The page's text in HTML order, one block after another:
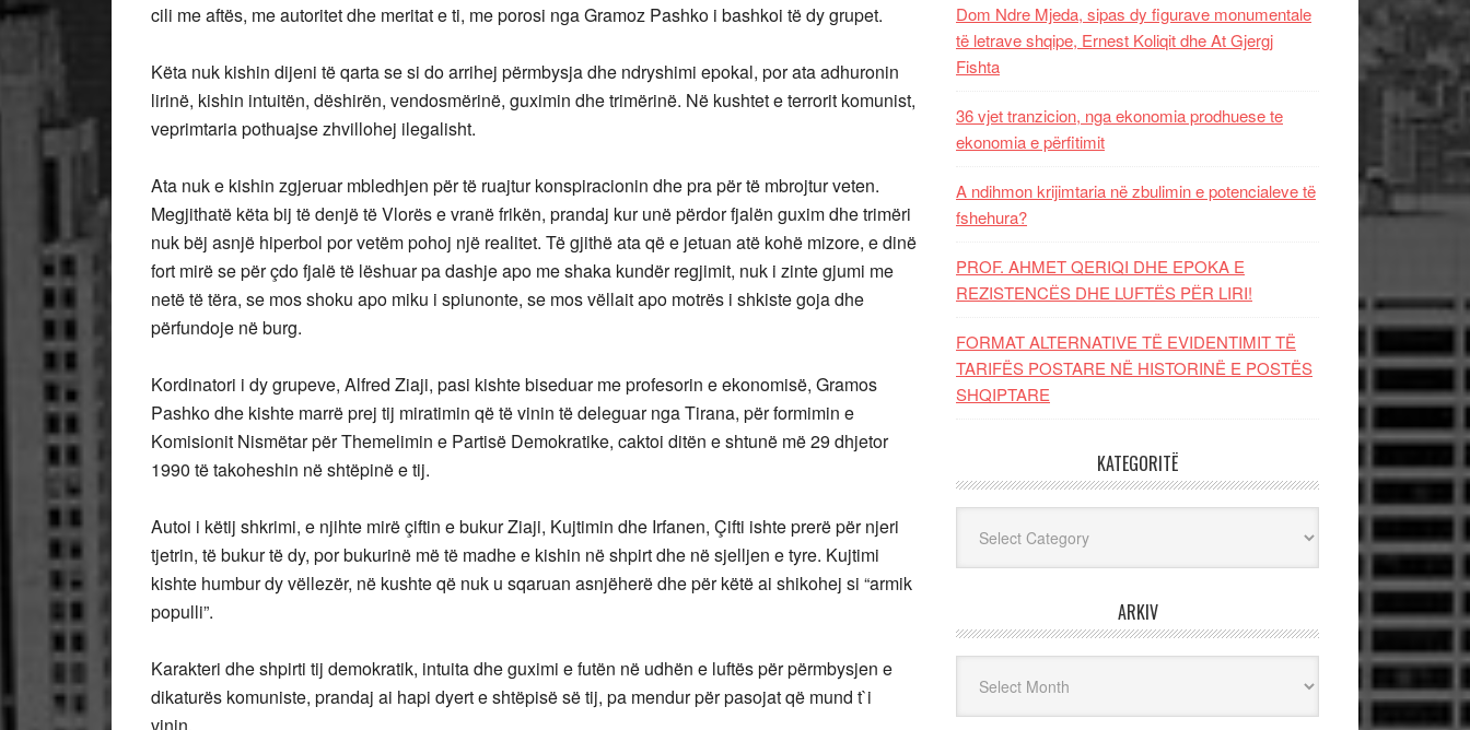
cili me aftës, me autoritet dhe meritat e ti, me porosi nga Gramoz Pashko i bashkoi të dy grupet.
Këta nuk kishin dijeni të qarta se si do arrihej përmbysja dhe ndryshimi epokal, por ata adhuronin
lirinë, kishin intuitën, dëshirën, vendosmërinë, guximin dhe trimërinë. Në kushtet e terrorit komunist,
veprimtaria pothuajse zhvillohej ilegalisht.
Ata nuk e kishin zgjeruar mbledhjen për të ruajtur konspiracionin dhe pra për të mbrojtur veten.
Megjithatë këta bij të denjë të Vlorës e vranë frikën, prandaj kur unë përdor fjalën guxim dhe trimëri
nuk bëj asnjë hiperbol por vetëm pohoj një realitet. Të gjithë ata që e jetuan atë kohë mizore, e dinë
fort mirë se për çdo fjalë të lëshuar pa dashje apo me shaka kundër regjimit, nuk i zinte gjumi me
netë të tëra, se mos shoku apo miku i spiunonte, se mos vëllait apo motrës i shkiste goja dhe
përfundoje në burg.
Kordinatori i dy grupeve, Alfred Ziaji, pasi kishte biseduar me profesorin e ekonomisë, Gramos
Pashko dhe kishte marrë prej tij miratimin që të vinin të deleguar nga Tirana, për formimin e
Komisionit Nismëtar për Themelimin e Partisë Demokratike, caktoi ditën e shtunë më 29 dhjetor
1990 të takoheshin në shtëpinë e tij.
Autoi i këtij shkrimi, e njihte mirë çiftin e bukur Ziaji, Kujtimin dhe Irfanen, Çifti ishte prerë për njeri
tjetrin, të bukur të dy, por bukurinë më të madhe e kishin në shpirt dhe në sjelljen e tyre. Kujtimi
kishte humbur dy vëllezër, në kushte që nuk u sqaruan asnjëherë dhe për këtë ai shikohej si “armik
populli”.
Karakteri dhe shpirti tij demokratik, intuita dhe guximi e futën në udhën e luftës për përmbysjen e
dikaturës komuniste, prandaj ai hapi dyert e shtëpisë së tij, pa mendur për pasojat që mund t`i
Dom Ndre Mjeda, sipas dy figurave monumentale
të letrave shqipe, Ernest Koliqit dhe At Gjergj
Fishta
36 vjet tranzicion, nga ekonomia prodhuese te
ekonomia e përfitimit
A ndihmon krijimtaria në zbulimin e potencialeve të
fshehura?
PROF. AHMET QERIQI DHE EPOKA E
REZISTENCЁS DHE LUFTЁS PЁR LIRI!
FORMAT ALTERNATIVE TË EVIDENTIMIT TË
TARIFËS POSTARE NË HISTORINË E POSTËS
SHQIPTARE
KATEGORITË
ARKIV